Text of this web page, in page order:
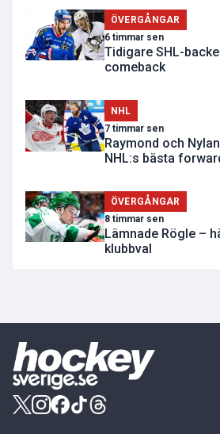
ÖVERGÅNGAR
6 timmar sen
Tidigare SHL-
comeback
NHL
7 timmar sen
Raymond och
NHL:s bästa
ÖVERGÅNGAR
8 timmar sen
Lämnade Rögle –
klubbval